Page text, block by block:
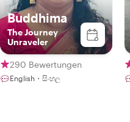
Buddhima
The Journey
Unraveler
290 Bewertungen
English・සිංහල